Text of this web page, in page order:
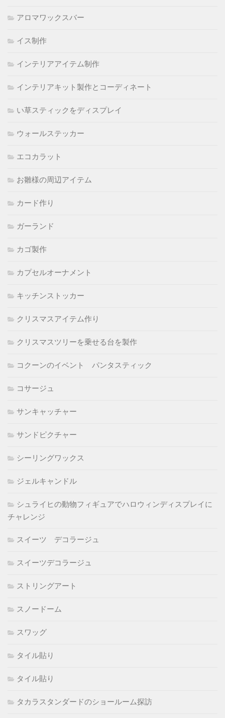
アロマワックスバー
イス制作
インテリアアイテム制作
インテリアキット製作とコーディネート
い草スティックをディスプレイ
ウォールステッカー
エコカラット
お雛様の周辺アイテム
カード作り
ガーランド
カゴ製作
カプセルオーナメント
キッチンストッカー
クリスマスアイテム作り
クリスマスツリーを乗せる台を製作
コクーンのイベント パンタスティック
コサージュ
サンキャッチャー
サンドピクチャー
シーリングワックス
ジェルキャンドル
シュライヒの動物フィギュアでハロウィンディスプレイに
チャレンジ
スイーツ デコラージュ
スイーツデコラージュ
ストリングアート
スノードーム
スワッグ
タイル貼り
タイル貼り
タカラスタンダードのショールーム探訪